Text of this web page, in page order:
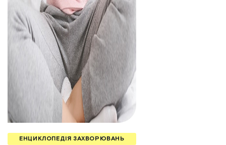
ЕНЦИКЛОПЕДІЯ ЗАХВОРЮВАНЬ